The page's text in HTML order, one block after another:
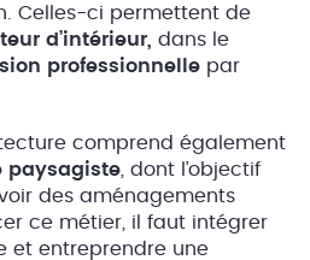
Celles-ci permettent de
d’intérieur, dans le
professionnelle par
comprend également
paysagiste , dont l’objectif
des aménagements
ce métier, il faut intégrer
et entreprendre une